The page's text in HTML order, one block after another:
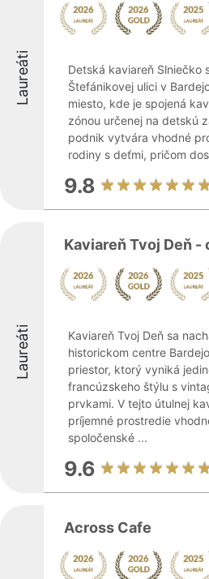
Laureáti
Detská kaviareň Slniečko
Štefánikovej ulici v
miesto, kde je spojená
zónou určenej na detskú
podnik vytvára vhodné
rodiny s deťmi, pričom
9.8
Laureáti
Kaviareň Tvoj Deň -
Kaviareň Tvoj Deň sa
historickom centre
priestor, ktorý vyniká
francúzskeho štýlu s
prvkami. V tejto útulnej
príjemné prostredie
spoločenské ...
9.6
Across Cafe